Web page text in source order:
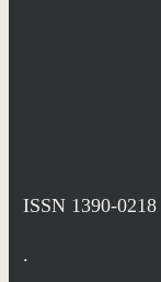
ISSN 1390-0218
.